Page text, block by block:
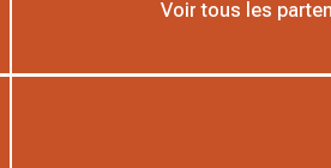
Voir tous les